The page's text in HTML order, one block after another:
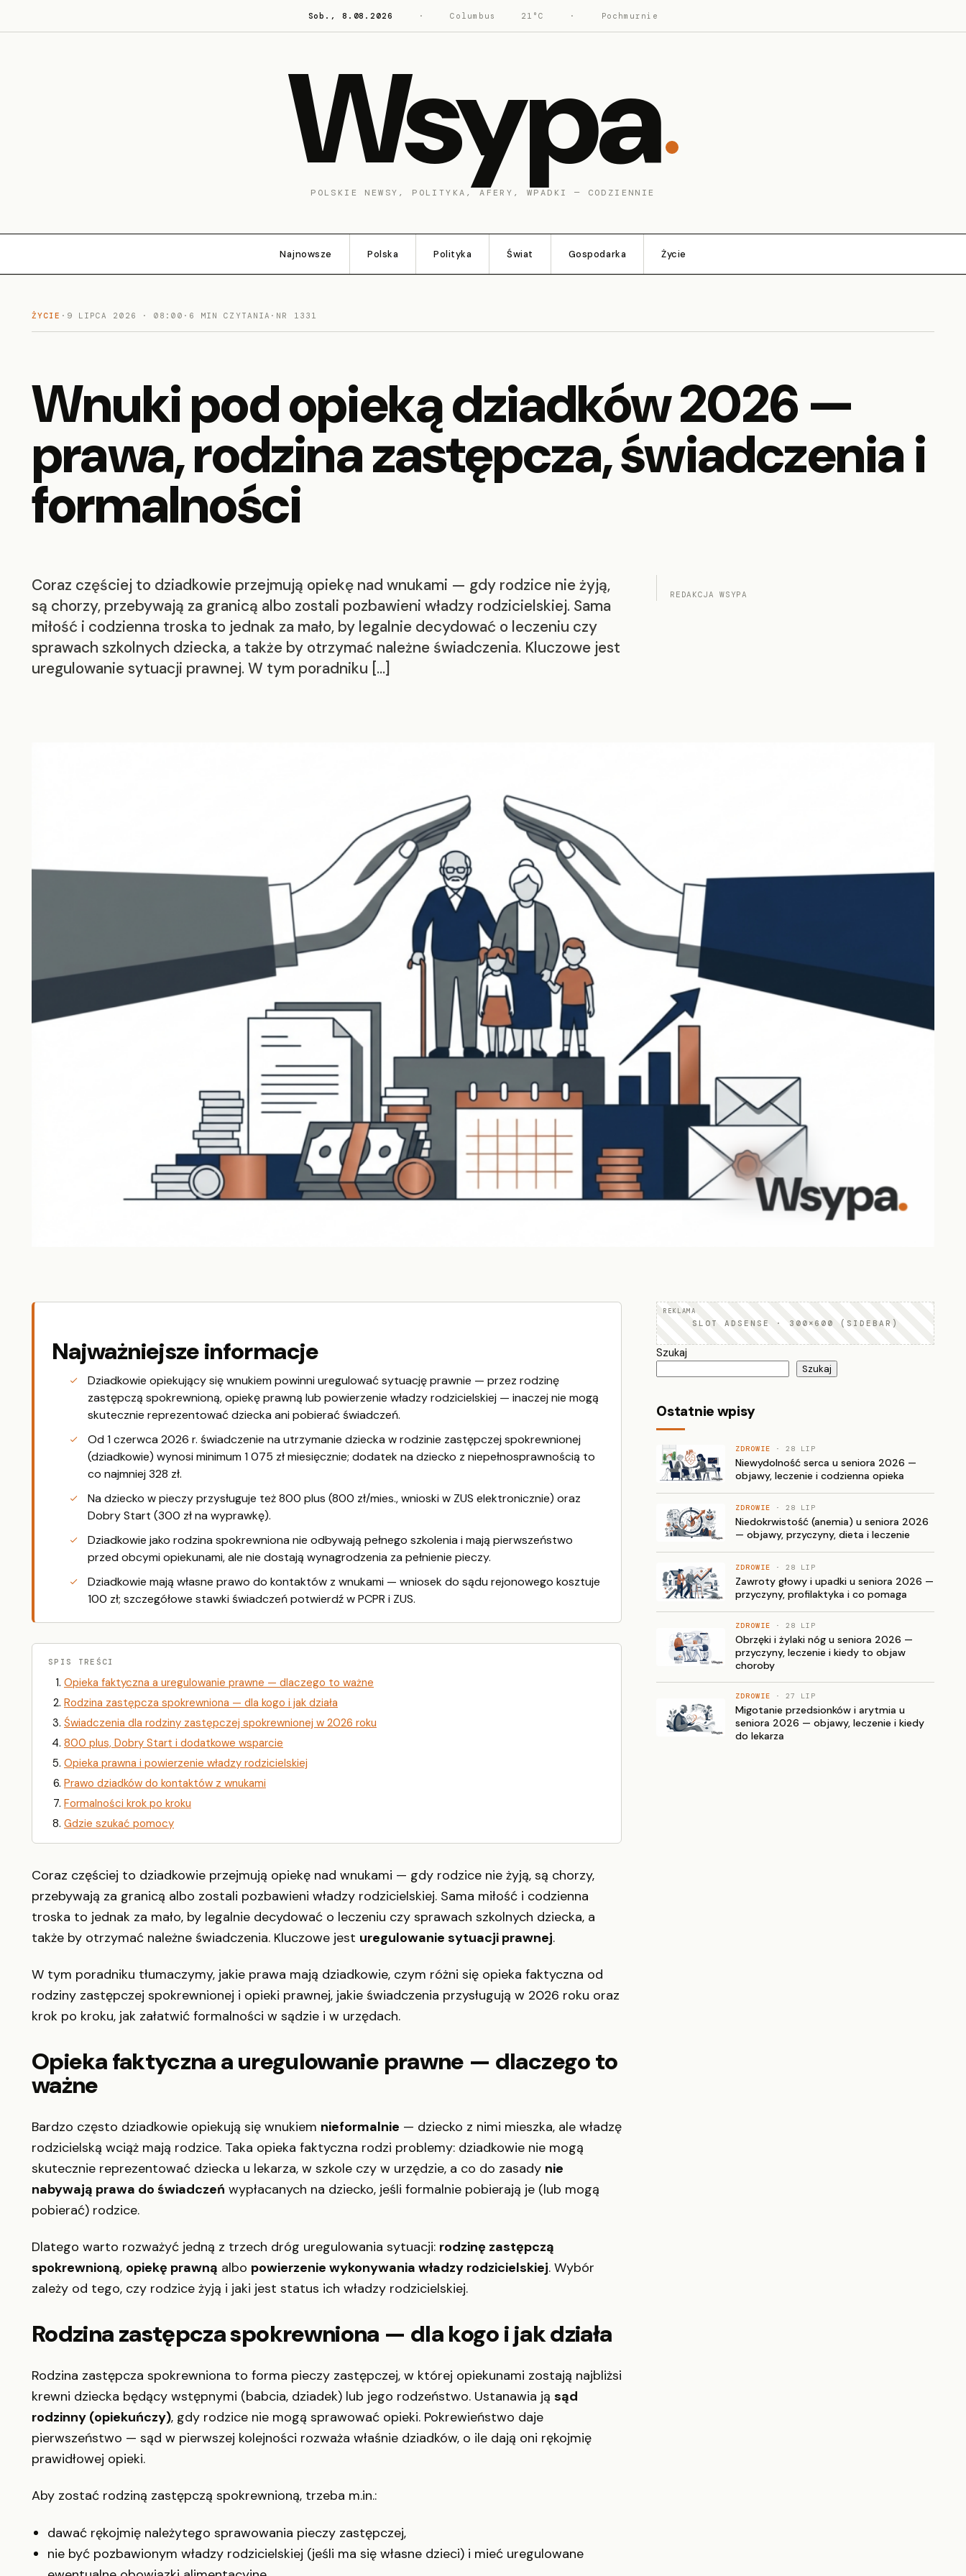
Sob., 8.08.2026 · Columbus 21°C · Pochmurnie
Wsypa
POLSKIE NEWSY, POLITYKA, AFERY, WPADKI — CODZIENNIE
Najnowsze Polska Polityka Świat Gospodarka Życie
ŻYCIE · 9 LIPCA 2026 · 08:00 · 6 MIN CZYTANIA · NR 1331
Wnuki pod opieką dziadków 2026 —
prawa, rodzina zastępcza, świadczenia i
formalności
Coraz częściej to dziadkowie przejmują opiekę nad wnukami — gdy rodzice nie żyją,
są chorzy, przebywają za granicą albo zostali pozbawieni władzy rodzicielskiej. Sama
miłość i codzienna troska to jednak za mało, by legalnie decydować o leczeniu czy
sprawach szkolnych dziecka, a także by otrzymać należne świadczenia. Kluczowe jest
uregulowanie sytuacji prawnej. W tym poradniku […]
REDAKCJA WSYPA
Najważniejsze informacje
Dziadkowie opiekujący się wnukiem powinni uregulować sytuację prawnie — przez rodzinę
zastępczą spokrewnioną, opiekę prawną lub powierzenie władzy rodzicielskiej — inaczej nie mogą
skutecznie reprezentować dziecka ani pobierać świadczeń.
Od 1 czerwca 2026 r. świadczenie na utrzymanie dziecka w rodzinie zastępczej spokrewnionej
(dziadkowie) wynosi minimum 1 075 zł miesięcznie; dodatek na dziecko z niepełnosprawnością to
co najmniej 328 zł.
Na dziecko w pieczy przysługuje też 800 plus (800 zł/mies., wnioski w ZUS elektronicznie) oraz
Dobry Start (300 zł na wyprawkę).
Dziadkowie jako rodzina spokrewniona nie odbywają pełnego szkolenia i mają pierwszeństwo
przed obcymi opiekunami, ale nie dostają wynagrodzenia za pełnienie pieczy.
Dziadkowie mają własne prawo do kontaktów z wnukami — wniosek do sądu rejonowego kosztuje
100 zł; szczegółowe stawki świadczeń potwierdź w PCPR i ZUS.
SPIS TREŚCI
Opieka faktyczna a uregulowanie prawne — dlaczego to ważne
Rodzina zastępcza spokrewniona — dla kogo i jak działa
Świadczenia dla rodziny zastępczej spokrewnionej w 2026 roku
800 plus, Dobry Start i dodatkowe wsparcie
Opieka prawna i powierzenie władzy rodzicielskiej
Prawo dziadków do kontaktów z wnukami
Formalności krok po kroku
Gdzie szukać pomocy
Coraz częściej to dziadkowie przejmują opiekę nad wnukami — gdy rodzice nie żyją, są chorzy,
przebywają za granicą albo zostali pozbawieni władzy rodzicielskiej. Sama miłość i codzienna
troska to jednak za mało, by legalnie decydować o leczeniu czy sprawach szkolnych dziecka, a
także by otrzymać należne świadczenia. Kluczowe jest uregulowanie sytuacji prawnej.
W tym poradniku tłumaczymy, jakie prawa mają dziadkowie, czym różni się opieka faktyczna od
rodziny zastępczej spokrewnionej i opieki prawnej, jakie świadczenia przysługują w 2026 roku oraz
krok po kroku, jak załatwić formalności w sądzie i w urzędach.
Opieka faktyczna a uregulowanie prawne — dlaczego to
ważne
Bardzo często dziadkowie opiekują się wnukiem nieformalnie — dziecko z nimi mieszka, ale władzę
rodzicielską wciąż mają rodzice. Taka opieka faktyczna rodzi problemy: dziadkowie nie mogą
skutecznie reprezentować dziecka u lekarza, w szkole czy w urzędzie, a co do zasady nie
nabywają prawa do świadczeń wypłacanych na dziecko, jeśli formalnie pobierają je (lub mogą
pobierać) rodzice.
Dlatego warto rozważyć jedną z trzech dróg uregulowania sytuacji: rodzinę zastępczą
spokrewnioną, opiekę prawną albo powierzenie wykonywania władzy rodzicielskiej. Wybór
zależy od tego, czy rodzice żyją i jaki jest status ich władzy rodzicielskiej.
Rodzina zastępcza spokrewniona — dla kogo i jak działa
Rodzina zastępcza spokrewniona to forma pieczy zastępczej, w której opiekunami zostają najbliżsi
krewni dziecka będący wstępnymi (babcia, dziadek) lub jego rodzeństwo. Ustanawia ją sąd
rodzinny (opiekuńczy), gdy rodzice nie mogą sprawować opieki. Pokrewieństwo daje
pierwszeństwo — sąd w pierwszej kolejności rozważa właśnie dziadków, o ile dają oni rękojmię
prawidłowej opieki.
Aby zostać rodziną zastępczą spokrewnioną, trzeba m.in.:
dawać rękojmię należytego sprawowania pieczy zastępczej,
nie być pozbawionym władzy rodzicielskiej (jeśli ma się własne dzieci) i mieć uregulowane
SLOT ADSENSE · 300×600 (SIDEBAR)
Szukaj
Szukaj
Ostatnie wpisy
ZDROWIE · 28 LIP
Niewydolność serca u seniora 2026 —
objawy, leczenie i codzienna opieka
ZDROWIE · 28 LIP
Niedokrwistość (anemia) u seniora 2026
— objawy, przyczyny, dieta i leczenie
ZDROWIE · 28 LIP
Zawroty głowy i upadki u seniora 2026 —
przyczyny, profilaktyka i co pomaga
ZDROWIE · 28 LIP
Obrzęki i żylaki nóg u seniora 2026 —
przyczyny, leczenie i kiedy to objaw
choroby
ZDROWIE · 27 LIP
Migotanie przedsionków i arytmia u
seniora 2026 — objawy, leczenie i kiedy
do lekarza